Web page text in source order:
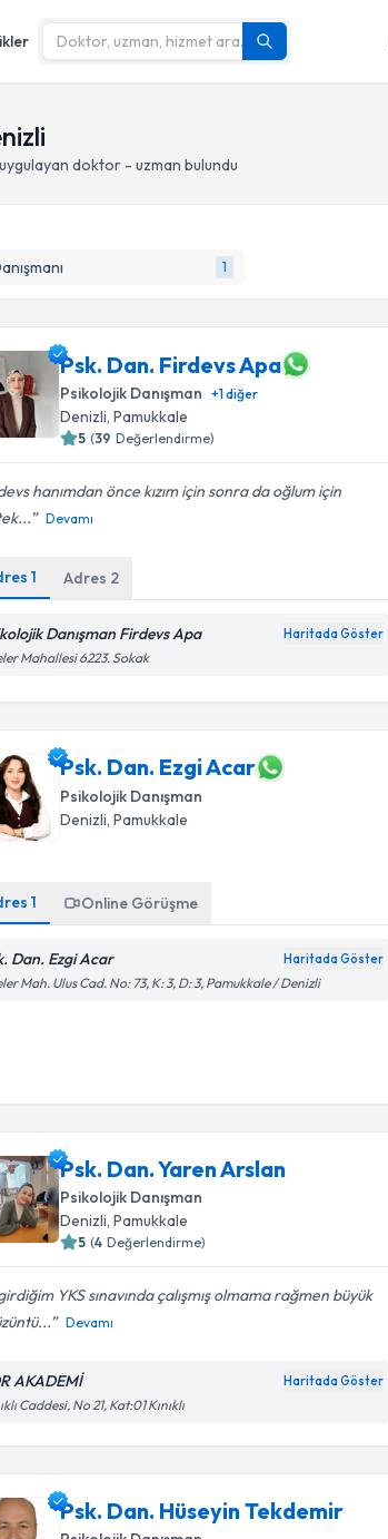
uygulayan doktor - uzman bulundu
1
Psk. Dan. Firdevs Apa
Psikolojik Danışman +1diğer
Denizli, Pamukkale
5 (39 Değerlendirme)
hanımdan önce kızım için sonra da oğlum için
Devamı
1 Adres 2
Danışman Firdevs Apa Haritada Göster
Mahallesi 6223. Sokak
Psk. Dan. Ezgi Acar
Psikolojik Danışman
Denizli , Pamukkale
1 Online Görüşme
Dan. Ezgi Acar Haritada Göster
Mah. Ulus Cad. No: 73, K: 3, D: 3, Pamukkale / Denizli
Psk. Dan. Yaren Arslan
Psikolojik Danışman
Denizli, Pamukkale
5 (4 Değerlendirme)
YKS sınavında çalışmış olmama rağmen büyük
Devamı
AKADEMİ Haritada Göster
Caddesi, No 21, Kat:01 Kınıklı
Psk. Dan. Hüseyin Tekdemir